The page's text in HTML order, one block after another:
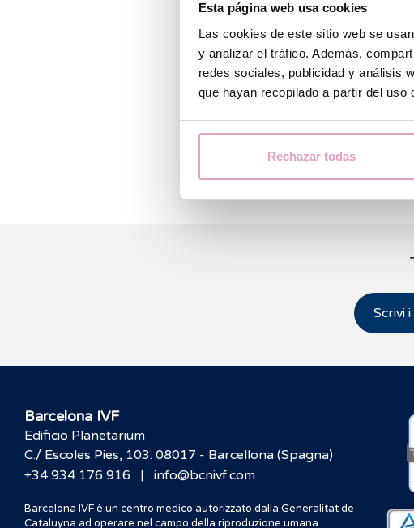
Esta página web usa cookies
Las cookies de este sitio web se
y analizar el tráfico. Además,
redes sociales, publicidad y análisis
que hayan recopilado a partir del
Rechazar todas
presunta del parto.
Per calcolare di
una data di ultima
data del trasferimento
blastocisti, o 17 giorni,
È importante ricordare
delle donne partorisce
Barcelona IVF
Edificio Planetarium
C./ Escoles Pies, 103. 08017 - Barcellona (Spagna)
+34 934 176 916
| info@bcnivf.com
Barcelona IVF è un centro medico autorizzato dalla Generalitat de
Cataluyna ad operare nel campo della riproduzione umana